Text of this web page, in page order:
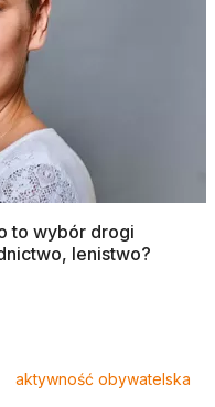
to wybór drogi
lenistwo?
aktywność obywatelska